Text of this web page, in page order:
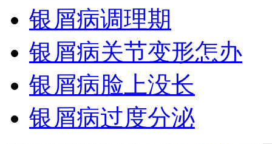
银屑病调理期
银屑病关节变形怎办
银屑病脸上没长
银屑病过度分泌